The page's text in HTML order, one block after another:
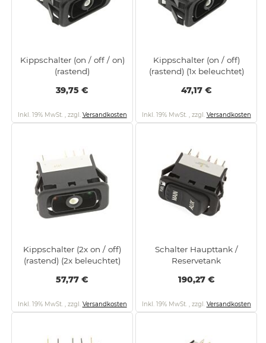
Kippschalter (on / off / on)
(rastend)
39,75 €
Inkl. 19% MwSt. , zzgl. Versandkosten
Kippschalter (on / off)
(rastend) (1x beleuchtet)
47,17 €
Inkl. 19% MwSt. , zzgl. Versandkosten
Kippschalter (2x on / off)
(rastend) (2x beleuchtet)
57,77 €
Inkl. 19% MwSt. , zzgl. Versandkosten
Schalter Haupttank /
Reservetank
190,27 €
Inkl. 19% MwSt. , zzgl. Versandkosten